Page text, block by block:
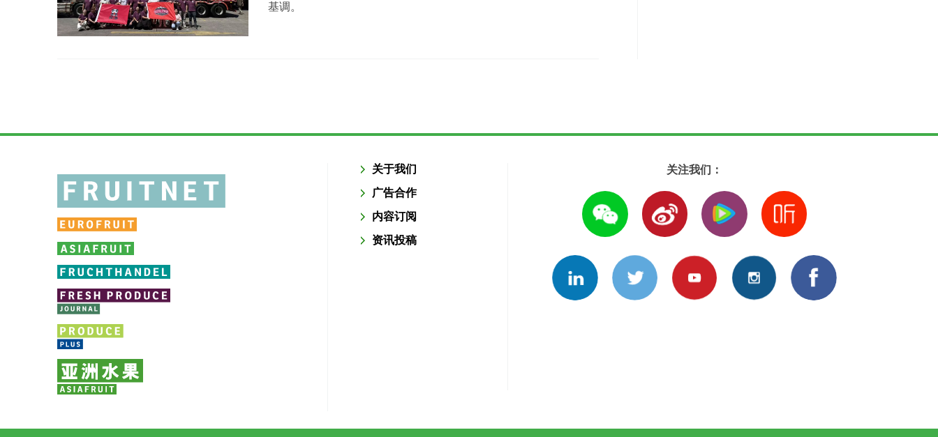
基调。
关于我们
广告合作
内容订阅
资讯投稿
关注我们：